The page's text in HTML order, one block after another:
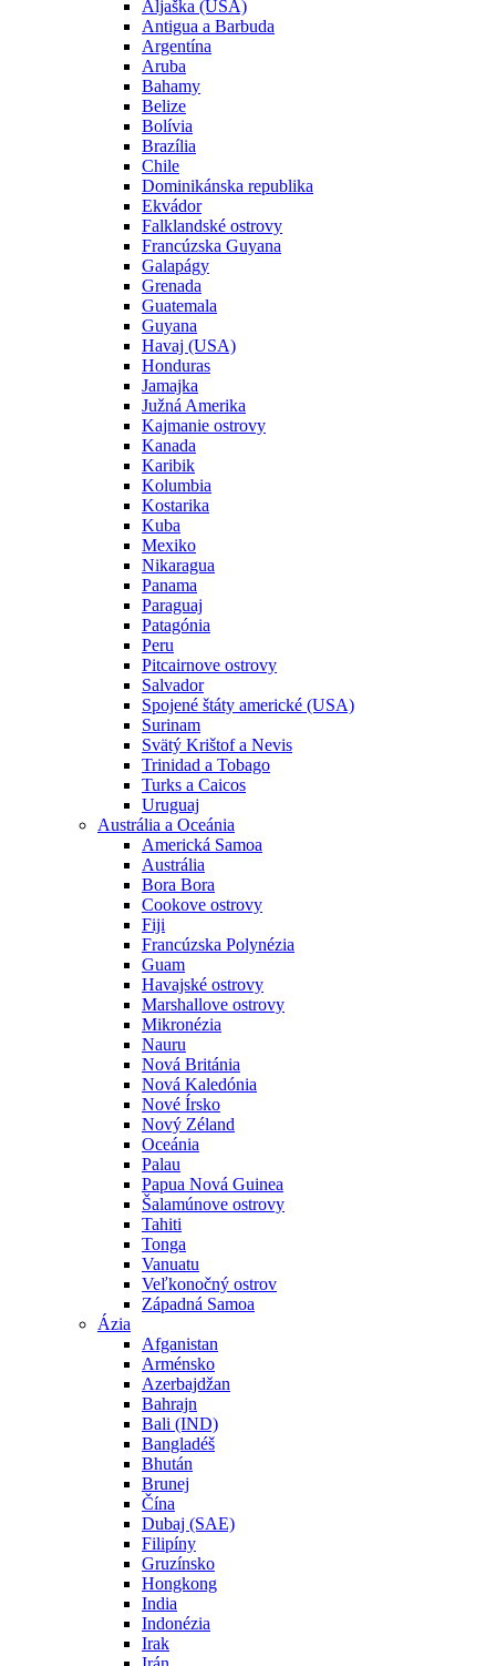
Aljaška (USA)
Antigua a Barbuda
Argentína
Aruba
Bahamy
Belize
Bolívia
Brazília
Chile
Dominikánska republika
Ekvádor
Falklandské ostrovy
Francúzska Guyana
Galapágy
Grenada
Guatemala
Guyana
Havaj (USA)
Honduras
Jamajka
Južná Amerika
Kajmanie ostrovy
Kanada
Karibik
Kolumbia
Kostarika
Kuba
Mexiko
Nikaragua
Panama
Paraguaj
Patagónia
Peru
Pitcairnove ostrovy
Salvador
Spojené štáty americké (USA)
Surinam
Svätý Krištof a Nevis
Trinidad a Tobago
Turks a Caicos
Uruguaj
Austrália a Oceánia
Americká Samoa
Austrália
Bora Bora
Cookove ostrovy
Fiji
Francúzska Polynézia
Guam
Havajské ostrovy
Marshallove ostrovy
Mikronézia
Nauru
Nová Británia
Nová Kaledónia
Nové Írsko
Nový Zéland
Oceánia
Palau
Papua Nová Guinea
Šalamúnove ostrovy
Tahiti
Tonga
Vanuatu
Veľkonočný ostrov
Západná Samoa
Ázia
Afganistan
Arménsko
Azerbajdžan
Bahrajn
Bali (IND)
Bangladéš
Bhután
Brunej
Čína
Dubaj (SAE)
Filipíny
Gruzínsko
Hongkong
India
Indonézia
Irak